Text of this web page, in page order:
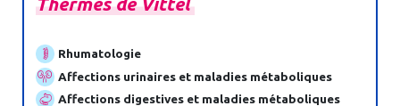
Rhumatologie
Affections urinaires et maladies métaboliques
Affections digestives et maladies métaboliques